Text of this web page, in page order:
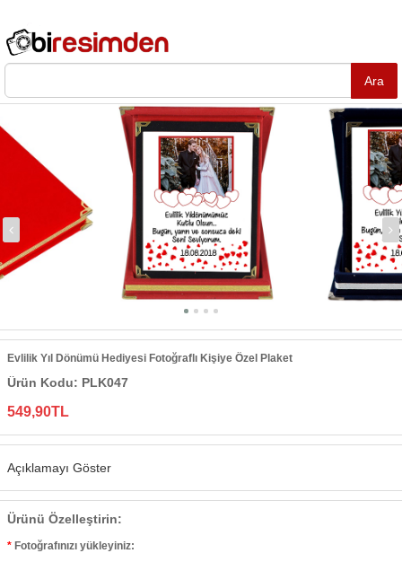
Evlilik Yıl Dönümü Hediyesi Fotoğraflı Kişiye Özel Plaket
Ürün Kodu: PLK047
549,90TL
Açıklamayı Göster
Ürünü Özelleştirin:
Fotoğrafınızı yükleyiniz: